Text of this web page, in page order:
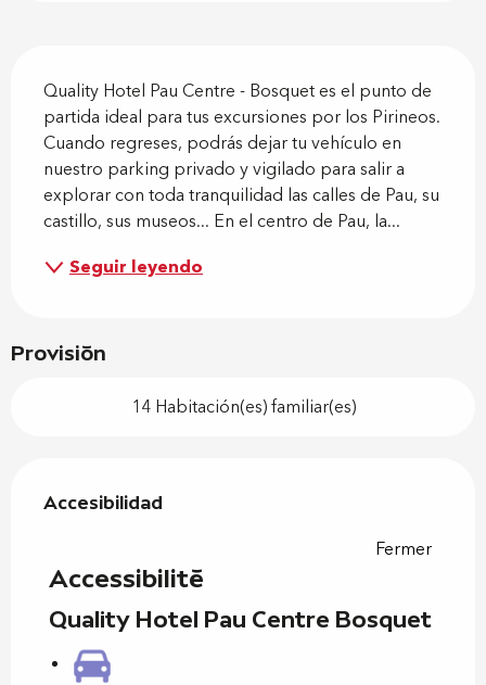
Quality Hotel Pau Centre - Bosquet es el punto de
partida ideal para tus excursiones por los Pirineos.
Cuando regreses, podrás dejar tu vehículo en
nuestro parking privado y vigilado para salir a
explorar con toda tranquilidad las calles de Pau, su
castillo, sus museos... En el centro de Pau, la...
Seguir leyendo
Provisión
14 Habitación(es) familiar(es)
Accesibilidad
Accesibilidad
Fermer
Accessibilité
Quality Hotel Pau Centre Bosquet